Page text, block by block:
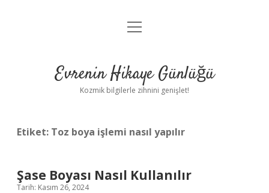
Anasayfa
Yasal Uyarı
menüyü
Evrenin Hikaye Günlüğü
Kozmik bilgilerle zihnini genişlet!
Etiket: Toz boya işlemi nasıl yapılır
Şase Boyası Nasıl Kullanılır
Tarih: Kasım 26, 2024